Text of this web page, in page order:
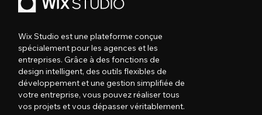
Wix Studio est une plateforme conçue
spécialement pour les agences et les
entreprises. Grâce à des fonctions de
design intelligent, des outils flexibles de
développement et une gestion simplifiée de
votre entreprise, vous pouvez réaliser tous
vos projets et vous dépasser véritablement.